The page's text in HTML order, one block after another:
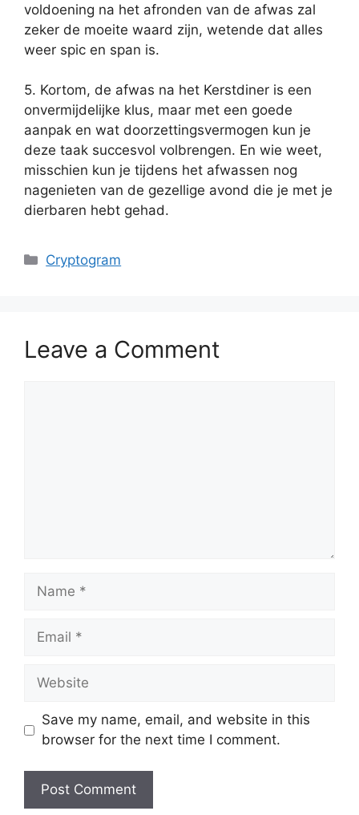
voldoening na het afronden van de afwas zal
zeker de moeite waard zijn, wetende dat alles
weer spic en span is.
5. Kortom, de afwas na het Kerstdiner is een
onvermijdelijke klus, maar met een goede
aanpak en wat doorzettingsvermogen kun je
deze taak succesvol volbrengen. En wie weet,
misschien kun je tijdens het afwassen nog
nagenieten van de gezellige avond die je met je
dierbaren hebt gehad.
Categories
Cryptogram
Leave a Comment
Name
Email
Website
Save my name, email, and website in this
browser for the next time I comment.